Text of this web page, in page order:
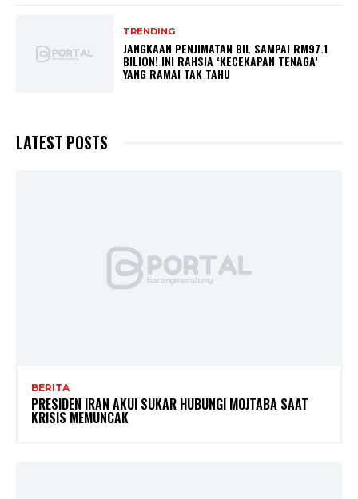
TRENDING
JANGKAAN PENJIMATAN BIL SAMPAI RM97.1
BILION! INI RAHSIA ‘KECEKAPAN TENAGA’
YANG RAMAI TAK TAHU
LATEST POSTS
BERITA
PRESIDEN IRAN AKUI SUKAR HUBUNGI MOJTABA SAAT
KRISIS MEMUNCAK